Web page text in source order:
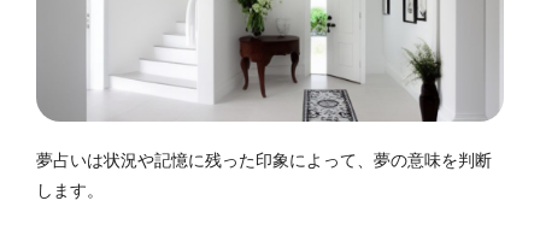
夢占いは状況や記憶に残った印象によって、夢の意味を判断
します。